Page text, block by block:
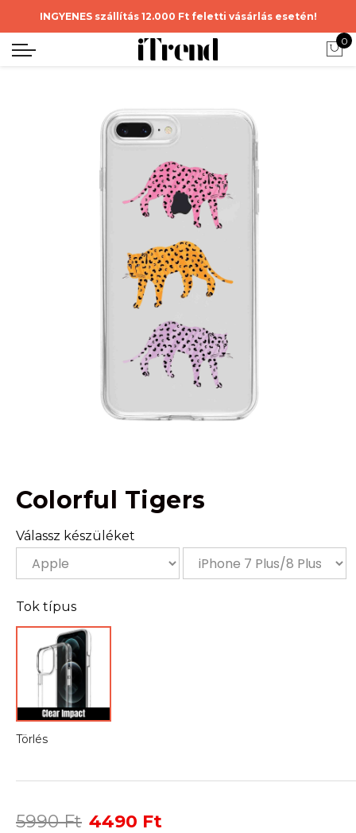
INGYENES szállítás 12.000 Ft feletti vásárlás esetén!
0
Colorful Tigers
Válassz készüléket
Tok típus
Törlés
5990Ft Original
4490 Ft